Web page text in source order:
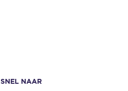
SNEL NAAR